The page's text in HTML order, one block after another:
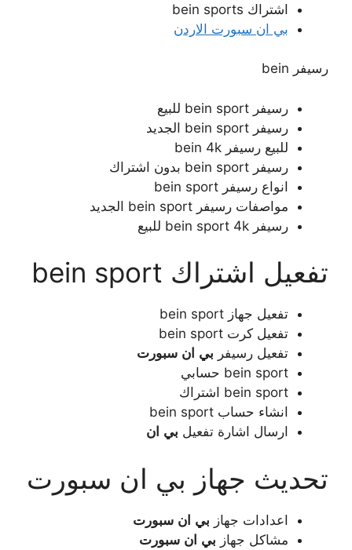
اشتراك bein sports
بي ان سبورت الاردن
رسيفر bein
رسيفر bein sport للبيع
رسيفر bein sport الجديد
للبيع رسيفر bein 4k
رسيفر bein sport بدون اشتراك
انواع رسيفر bein sport
مواصفات رسيفر bein sport الجديد
رسيفر bein sport 4k للبيع
تفعيل اشتراك bein sport
تفعيل جهاز bein sport
تفعيل كرت bein sport
تفعيل رسيفر بي ان سبورت
bein sport حسابي
bein sport اشتراك
انشاء حساب bein sport
ارسال اشارة تفعيل بي ان
تحديث جهاز بي ان سبورت
اعدادات جهاز بي ان سبورت
مشاكل جهاز بي ان سبورت